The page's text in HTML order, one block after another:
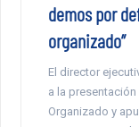
demos por
organizado”
El director
a la
Organizado y